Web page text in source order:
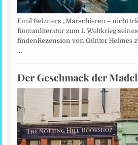
Emil Belzners „Marschieren – nicht
Romanliteratur zum 1. Weltkrieg
findenRezension von Günter Helmes
…
Der Geschmack der